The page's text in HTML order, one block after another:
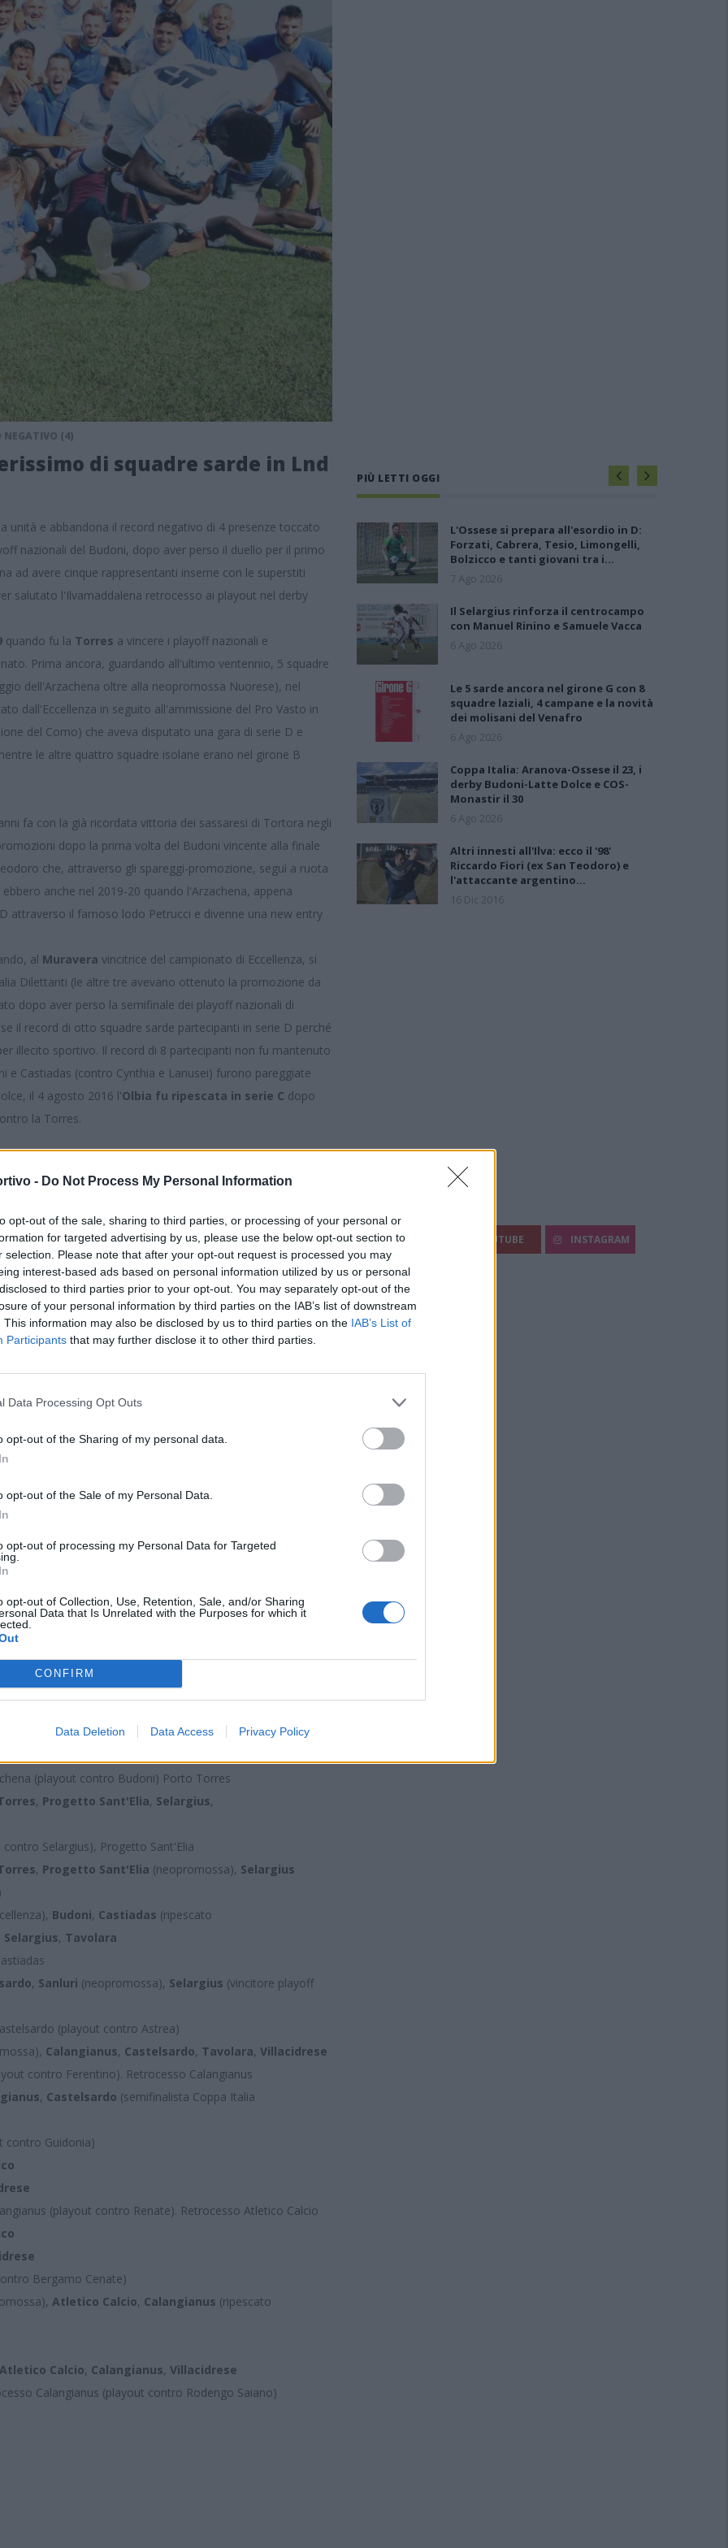
- Do Not Process My Personal Information
opt-out of the sale, sharing to third parties, or processing of your personal or
for targeted advertising by us, please use the below opt-out section to
selection. Please note that after your opt-out request is processed you may
interest-based ads based on personal information utilized by us or personal
to third parties prior to your opt-out. You may separately opt-out of the
of your personal information by third parties on the IAB’s list of downstream
This information may also be disclosed by us to third parties on the IAB’s List of
Participants that may further disclose it to other third parties.
Data Processing Opt Outs
opt-out of the Sharing of my personal data.
opt-out of the Sale of my Personal Data.
opt-out of processing my Personal Data for Targeted
opt-out of Collection, Use, Retention, Sale, and/or Sharing
Data that Is Unrelated with the Purposes for which it
CONFIRM
Data Deletion Data Access Privacy Policy
NEGATIVO (4)
di squadre sarde in Lnd
unità e abbandona il record negativo di 4 presenze toccato
nazionali del Budoni, dopo aver perso il duello per il primo
ad avere cinque rappresentanti inseme con le superstiti
salutato l'Ilvamaddalena retrocesso ai playout nel derby
quando fu la Torres a vincere i playoff nazionali e
Prima ancora, guardando all'ultimo ventennio, 5 squadre
dell'Arzachena oltre alla neopromossa Nuorese), nel
dall'Eccellenza in seguito all'ammissione del Pro Vasto in
del Como) che aveva disputato una gara di serie D e
le altre quattro squadre isolane erano nel girone B
fa con la già ricordata vittoria dei sassaresi di Tortora negli
dopo la prima volta del Budoni vincente alla finale
che, attraverso gli spareggi-promozione, seguì a ruota
anche nel 2019-20 quando l'Arzachena, appena
attraverso il famoso lodo Petrucci e divenne una new entry
al Muravera vincitrice del campionato di Eccellenza, si
Dilettanti (le altre tre avevano ottenuto la promozione da
dopo aver perso la semifinale dei playoff nazionali di
il record di otto squadre sarde partecipanti in serie D perché
illecito sportivo. Il record di 8 partecipanti non fu mantenuto
e Castiadas (contro Cynthia e Lanusei) furono pareggiate
il 4 agosto 2016 l'Olbia fu ripescata in serie C dopo
la Torres.
D
Orientale Sarda(ex Muravera),Ilvamaddalena
Carbonia,Lanusei,Latte Dolce,Muravera,
terzultima con Insieme Formia), Lanusei, Latte Dolce
Lanusei,Latte Dolce,Muravera,Torres
D),Budoni,Lanusei,Latte Dolce,Muravera
stop per Covid
, Latte Dolce
Tortolì
,Latte Dolce(neopromossa),Muravera,San Teodoro
contro San Teodoro), Torres
(ripescato dall'Eccellenza),Lanusei(semifinalista Coppa
Cynthia), Castiadas (playout contro Lanusei)
Budoni,Nuorese(neopromossa),
(ripescato dall'Eccellenza),Olbia(neopromossa),Porto
(playout contro Budoni) Porto Torres
, Progetto Sant'Elia, Selargius,
Selargius), Progetto Sant'Elia
, Progetto Sant'Elia (neopromossa), Selargius
Budoni, Castiadas (ripescato
Selargius, Tavolara
, Sanluri (neopromossa), Selargius (vincitore playoff
(playout contro Astrea)
Calangianus, Castelsardo, Tavolara, Villacidrese
contro Ferentino). Retrocesso Calangianus
, Castelsardo (semifinalista Coppa Italia
contro Guidonia)
(playout contro Renate). Retrocesso Atletico Calcio
Bergamo Cenate)
Atletico Calcio, Calangianus (ripescato
Atletico Calcio, Calangianus, Villacidrese
Calangianus (playout contro Rodengo Saiano)
PIÙ LETTI OGGI
L'Ossese si prepara all'esordio in D:
Forzati, Cabrera, Tesio, Limongelli,
Bolzicco e tanti giovani tra i…
7 Ago 2026
Il Selargius rinforza il centrocampo
con Manuel Rinino e Samuele Vacca
6 Ago 2026
Le 5 sarde ancora nel girone G con 8
squadre laziali, 4 campane e la novità
dei molisani del Venafro
6 Ago 2026
Coppa Italia: Aranova-Ossese il 23, i
derby Budoni-Latte Dolce e COS-
Monastir il 30
6 Ago 2026
Altri innesti all'Ilva: ecco il '98'
Riccardo Fiori (ex San Teodoro) e
l'attaccante argentino…
16 Dic 2016
FACEBOOK YOUTUBE INSTAGRAM